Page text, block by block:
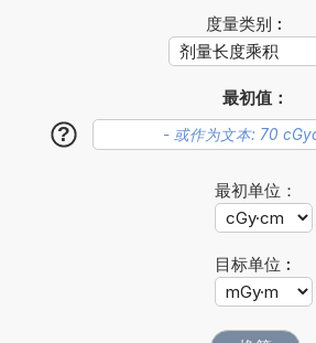
度量类别︰
最初值：
?
最初单位：
目标单位︰